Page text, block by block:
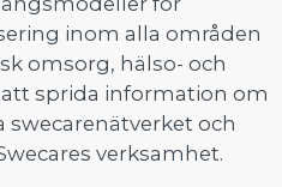
inom alla områden
omsorg, hälso- och
sprida information om
swecarenätverket och
verksamhet.